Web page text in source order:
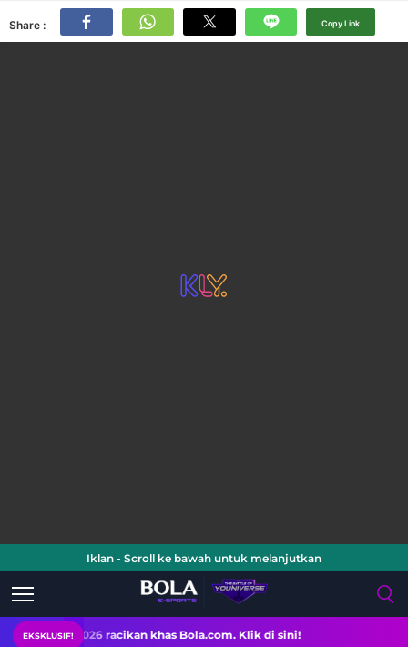
Share : Copy Link
Iklan - Scroll ke bawah untuk melanjutkan
EKSKLUSIF!
racikan khas Bola.com. Klik di sini!